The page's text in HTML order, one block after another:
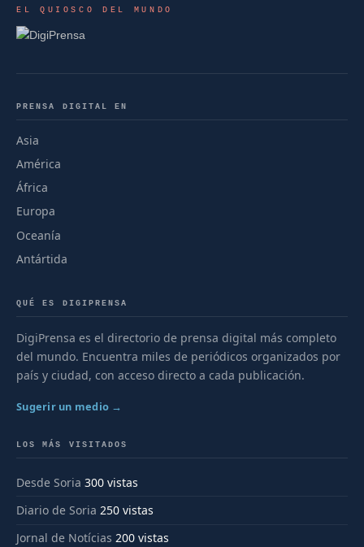
EL QUIOSCO DEL MUNDO
PRENSA DIGITAL EN
Asia
América
África
Europa
Oceanía
Antártida
QUÉ ES DIGIPRENSA
DigiPrensa es el directorio de prensa digital más completo
del mundo. Encuentra miles de periódicos organizados por
país y ciudad, con acceso directo a cada publicación.
Sugerir un medio →
LOS MÁS VISITADOS
Desde Soria 300 vistas
Diario de Soria 250 vistas
Jornal de Notícias 200 vistas